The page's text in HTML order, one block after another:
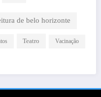
de belo horizonte
Teatro Vacinação